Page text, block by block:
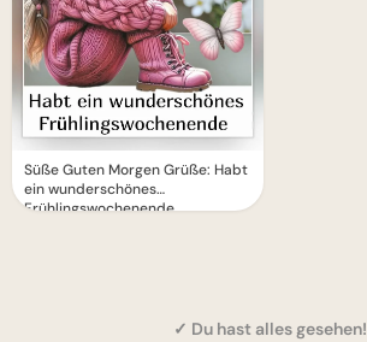
Süße Guten Morgen Grüße: Habt
ein wunderschönes
Frühlingswochenende
✓ Du hast alles gesehen!